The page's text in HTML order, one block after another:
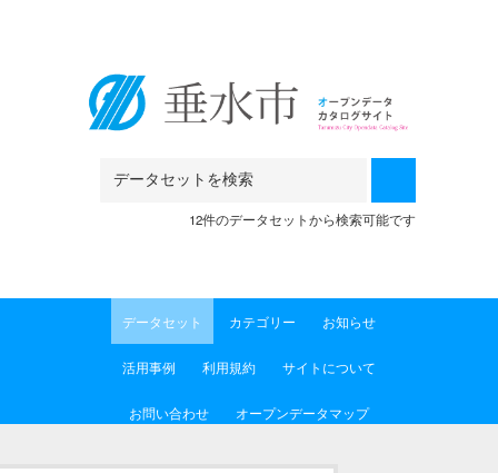
12件のデータセットから検索可能です
データセット カテゴリー お知らせ
活用事例 利用規約 サイトについて
お問い合わせ オープンデータマップ